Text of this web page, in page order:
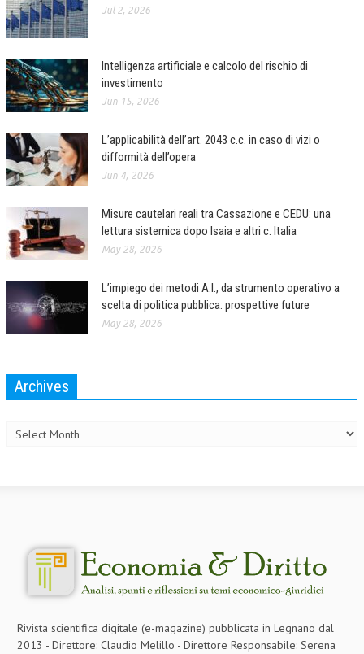
CORPORATE SOCIAL RESPONSIBILITY
INTERNAZIONALIZZAZIONE
HUMAN RESOURCES
RISORSE UMANE
MARKETING
RISK MANAGEMENT
SVILUPPO SOSTENIBILE
PERSONA E CITTÀ
L’UMANISTA
DIRITTO PENALE D’IMPRESA
DIRITTO DEL WEB
FISCO
DIRITTO TRIBUTARIO
TAX RISK MANAGEMENT
Jul 2, 2026
Intelligenza artificiale e calcolo del rischio di
investimento
Jun 15, 2026
L’applicabilità dell’art. 2043 c.c. in caso di vizi o
difformità dell’opera
Jun 4, 2026
Misure cautelari reali tra Cassazione e CEDU: una
lettura sistemica dopo Isaia e altri c. Italia
May 28, 2026
L’impiego dei metodi A.I., da strumento operativo a
scelta di politica pubblica: prospettive future
May 28, 2026
Archives
Rivista scientifica digitale (e-magazine) pubblicata in Legnano dal
2013 - Direttore: Claudio Melillo - Direttore Responsabile: Serena